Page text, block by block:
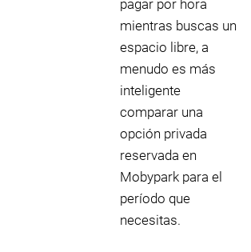
pagar por hora
mientras buscas un
espacio libre, a
menudo es más
inteligente
comparar una
opción privada
reservada en
Mobypark para el
período que
necesitas.